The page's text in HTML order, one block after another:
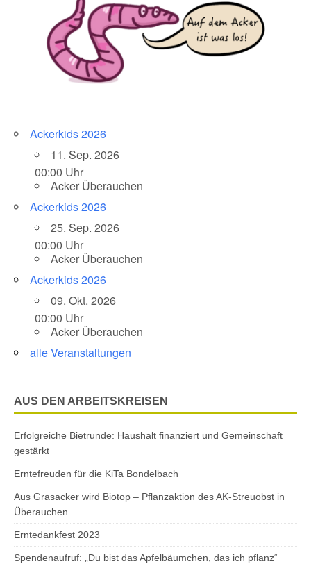
Ackerkids 2026
11. Sep. 2026
00:00 Uhr
Acker Überauchen
Ackerkids 2026
25. Sep. 2026
00:00 Uhr
Acker Überauchen
Ackerkids 2026
09. Okt. 2026
00:00 Uhr
Acker Überauchen
alle Veranstaltungen
AUS DEN ARBEITSKREISEN
Erfolgreiche Bietrunde: Haushalt finanziert und Gemeinschaft
gestärkt
Erntefreuden für die KiTa Bondelbach
Aus Grasacker wird Biotop – Pflanzaktion des AK-Streuobst in
Überauchen
Erntedankfest 2023
Spendenaufruf: „Du bist das Apfelbäumchen, das ich pflanz“